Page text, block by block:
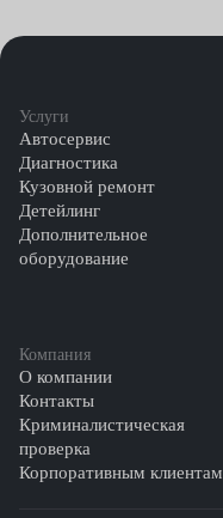
Услуги
Автосервис
Диагностика
Кузовной ремонт
Детейлинг
Дополнительное
оборудование
Компания
О компании
Контакты
Криминалистическая
проверка
Корпоративным клиентам